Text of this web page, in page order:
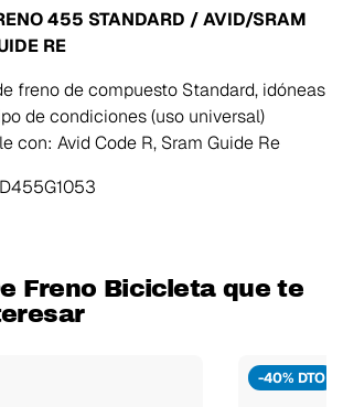
455 STANDARD / AVID/SRAM
RE
freno de compuesto Standard, idóneas
de condiciones (uso universal)
con: Avid Code R, Sram Guide Re
Freno Bicicleta que te
-40% DTO